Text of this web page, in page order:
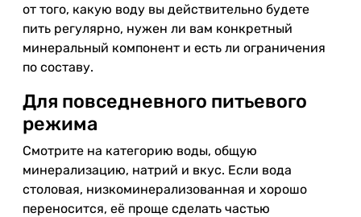
от того, какую воду вы действительно будете
пить регулярно, нужен ли вам конкретный
минеральный компонент и есть ли ограничения
по составу.
Для повседневного питьевого
режима
Смотрите на категорию воды, общую
минерализацию, натрий и вкус. Если вода
столовая, низкоминерализованная и хорошо
переносится, её проще сделать частью